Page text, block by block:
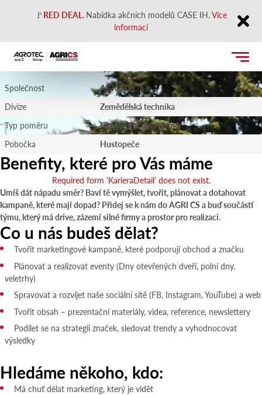
🚩RED DEAL. Nabídka akčních modelů CASE IH.Více
informací
Close
Marketingový specialista
Společnost
AGROTEC a.s.
Divize
Zemědělská technika
Typ poměru
Hlavní pracovní poměr
Pobočka
Hustopeče
Benefity, které pro Vás máme
Required form 'KarieraDetail' does not exist.
Umíš dát nápadu směr? Baví tě vymýšlet, tvořit, plánovat a dotahovat
kampaně, které mají dopad? Přidej se k nám do AGRI CS a buď součástí
týmu, který má drive, zázemí silné firmy a prostor pro realizaci.
Co u nás budeš dělat?
Tvořit marketingové kampaně, které podporují obchod a značku
Plánovat a realizovat eventy (Dny otevřených dveří, polní dny,
veletrhy)
Spravovat a rozvíjet naše sociální sítě (FB, Instagram, YouTube) a web
Tvořit obsah – prezentační materiály, videa, reference, newslettery
Podílet se na strategii značek, sledovat trendy a vyhodnocovat
výsledky
Hledáme někoho, kdo:
Má chuť dělat marketing, který je vidět